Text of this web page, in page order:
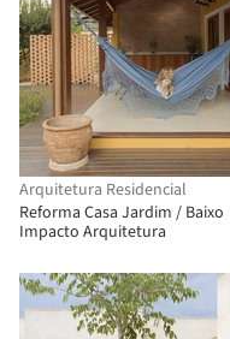
Arquitetura Residencial
Reforma Casa Jardim / Baixo
Impacto Arquitetura